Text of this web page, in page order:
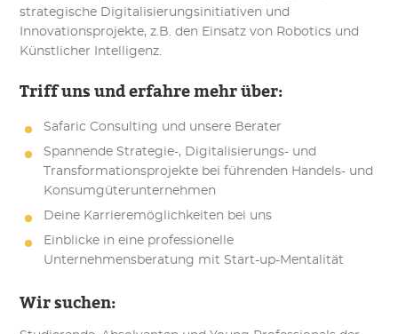
strategische Digitalisierungsinitiativen und
Innovationsprojekte, z.B. den Einsatz von Robotics und
Künstlicher Intelligenz.
Triff uns und erfahre mehr über:
Safaric Consulting und unsere Berater
Spannende Strategie-, Digitalisierungs- und
Transformationsprojekte bei führenden Handels- und
Konsumgüterunternehmen
Deine Karrieremöglichkeiten bei uns
Einblicke in eine professionelle
Unternehmensberatung mit Start-up-Mentalität
Wir suchen: